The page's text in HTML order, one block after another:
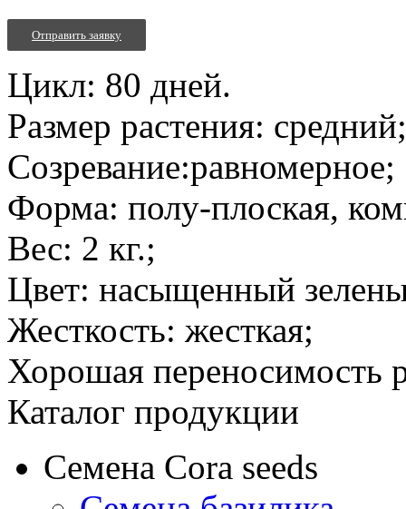
Отправить заявку
Цикл: 80 дней.
Размер растения: средний;
Созревание:равномерное;
Форма: полу-плоская,
Вес: 2 кг.;
Цвет: насыщенный
Жесткость: жесткая;
Хорошая переносимость
Каталог продукции
Семена Cora seeds